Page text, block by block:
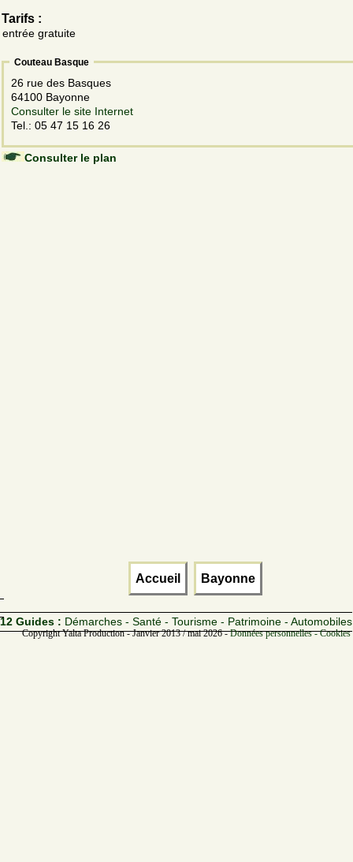
Tarifs :
entrée gratuite
Couteau Basque
26 rue des Basques
64100 Bayonne
Consulter le site Internet
Tel.: 05 47 15 16 26
Consulter le plan
Accueil Bayonne
12 Guides : Démarches - Santé - Tourisme - Patrimoine - Automobiles
Copyright Yalta Production - Janvier 2013 / mai 2026 -Données personnelles -